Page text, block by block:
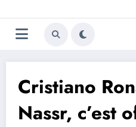
au
contenu
Cristiano
Nassr, c’est